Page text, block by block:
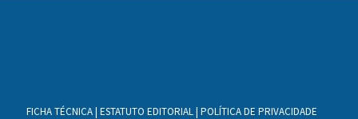
FICHA TÉCNICA| ESTATUTO EDITORIAL| POLÍTICA DE PRIVACIDADE